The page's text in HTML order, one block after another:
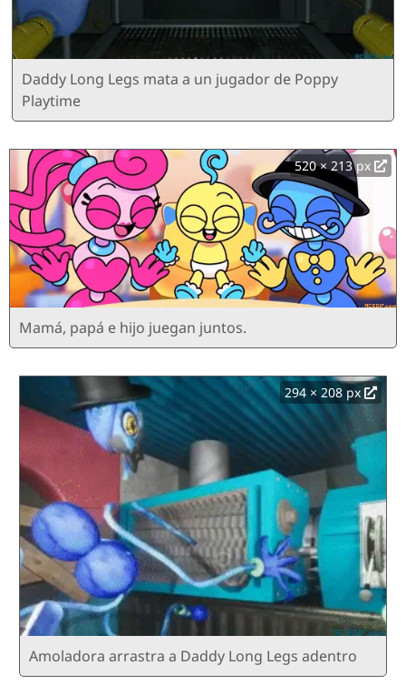
Daddy Long Legs mata a un jugador de Poppy
Playtime
520 × 213 px
Mamá, papá e hijo juegan juntos.
294 × 208 px
Amoladora arrastra a Daddy Long Legs adentro